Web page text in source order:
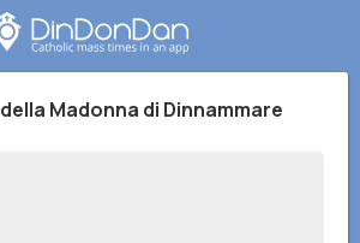
Madonna di Dinnammare